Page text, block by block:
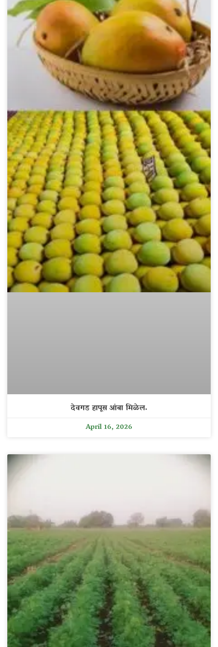
देवगड हापूस आंबा मिळेल.
April 16, 2026